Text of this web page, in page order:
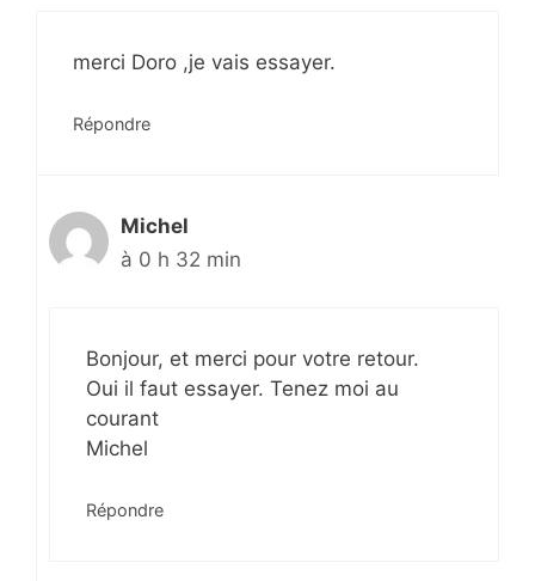
merci Doro ,je vais essayer.
Répondre
Michel
à 0 h 32 min
Bonjour, et merci pour votre retour.
Oui il faut essayer. Tenez moi au
courant
Michel
Répondre